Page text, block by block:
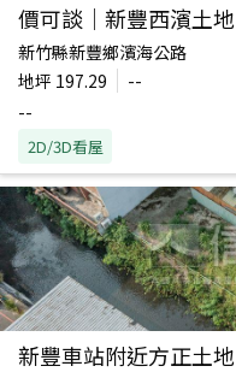
價可談｜新豐西濱土地
新竹縣新豐鄉濱海公路
地坪 197.29
--
--
2D/3D看屋
新豐車站附近方正土地